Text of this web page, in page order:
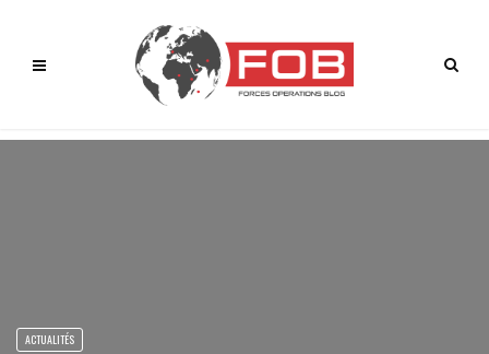
ACTUALITÉS